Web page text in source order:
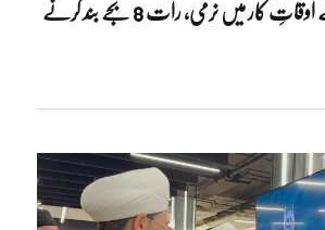
لاہور میں دکانوں کے اوقاتِ کار میں نرمی، رات 8 بجے بند کرنے